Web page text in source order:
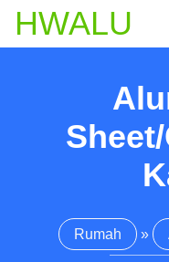
HWALU
Rumah »